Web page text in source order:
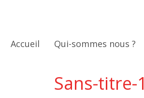
Accueil Qui-sommes nous ?
Sans-titre-1